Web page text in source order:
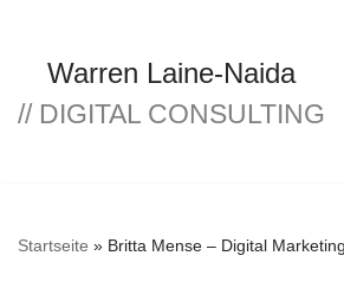
Zum
Inhalt
Warren Laine-Naida
// DIGITAL CONSULTING
Startseite » Britta Mense – Digital